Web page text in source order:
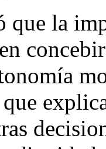
que la